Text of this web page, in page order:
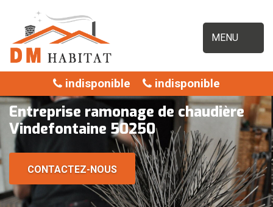
MENU
indisponible indisponible
Entreprise ramonage de chaudière
Vindefontaine 50250
CONTACTEZ-NOUS